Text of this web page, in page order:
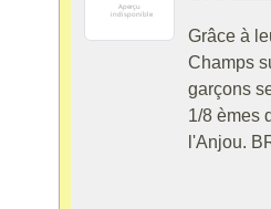
Grâce à
Champs
garçons
1/8 èmes
l'Anjou.